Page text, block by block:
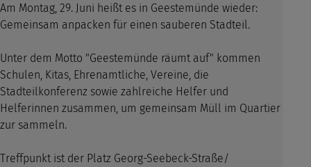
Am Montag, 29. Juni heißt es in Geestemünde wieder:
Gemeinsam anpacken für einen sauberen Stadteil.
Unter dem Motto "Geestemünde räumt auf" kommen
Schulen, Kitas, Ehrenamtliche, Vereine, die
Stadteilkonferenz sowie zahlreiche Helfer und
Helferinnen zusammen, um gemeinsam Müll im Quartier
zur sammeln.
Treffpunkt ist der Platz Georg-Seebeck-Straße/